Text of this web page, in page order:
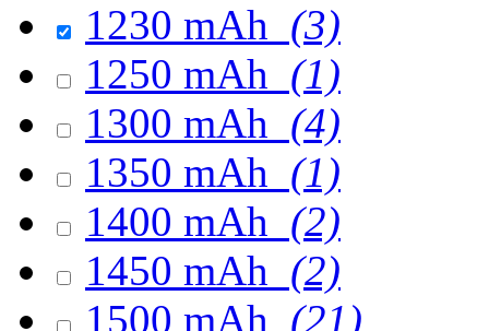
1230 mAh (3)
1250 mAh (1)
1300 mAh (4)
1350 mAh (1)
1400 mAh (2)
1450 mAh (2)
1500 mAh (21)